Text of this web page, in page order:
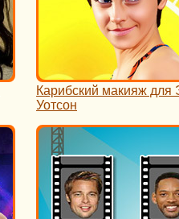
Карибский макияж
Уотсон